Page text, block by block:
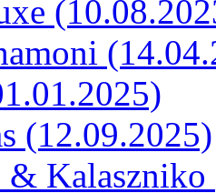
(12.09.2025)
&